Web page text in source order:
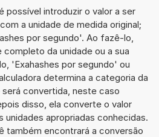
possível introduzir o valor a ser
a unidade de medida original;
por segundo'. Ao fazê-lo,
da unidade ou a sua
'Exahashes por segundo' ou
determina a categoria da
convertida, neste caso
disso, ela converte o valor
unidades apropriadas conhecidas.
também encontrará a conversão